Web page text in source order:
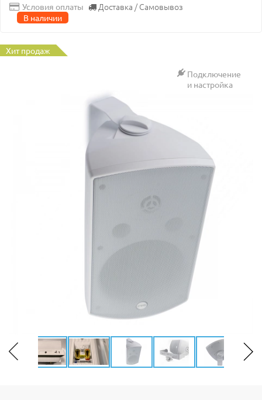
Условия оплаты Доставка / Самовывоз
В наличии
Хит продаж
Подключение
и настройка